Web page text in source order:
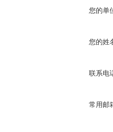
您的单
您的姓
联系电
常用邮